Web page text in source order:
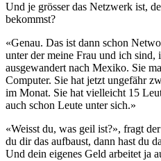
Und je grösser das Netzwerk ist,
bekommst?
«Genau. Das ist dann schon
unter der meine Frau und ich sind,
ausgewandert nach Mexiko. Sie
Computer. Sie hat jetzt ungefähr
im Monat. Sie hat vielleicht 15
auch schon Leute unter sich.»
«Weisst du, was geil ist?», fragt
du dir das aufbaust, dann hast du
Und dein eigenes Geld arbeitet ja